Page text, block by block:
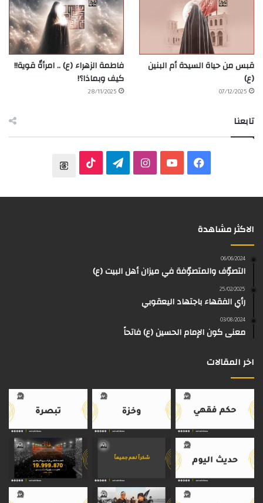
قبس من حياة السيدة أم البنين
(ع)
07/12/2025
فاطمة الزهراء (ع) .. امرأةٌ قوية!!
كيف وبماذا؟!
28/11/2025
تابعنا
ب
م
الاكثر مشاهدة
06/06/2024
التصوّف والمتصوّفة في ميزان أهل البيت (ع)
25/02/2025
رأي الفقهاء باجتهاد اليعقوبي
03/08/2024
معنى كون الإمام الحسين (ع) فاتحاً
اخر المقالات